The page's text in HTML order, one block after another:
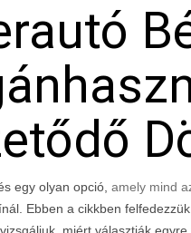
egy olyan opció, amely mind
Ebben a cikkben
miért választják